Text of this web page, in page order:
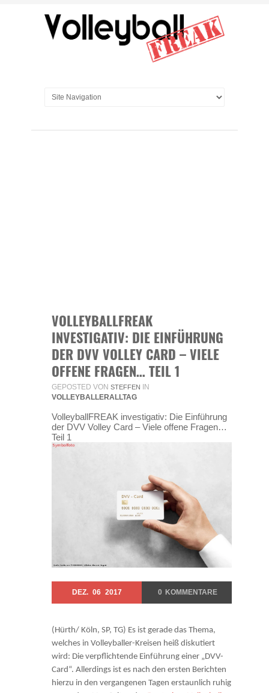
VOLLEYBALLFREAK
INVESTIGATIV: DIE EINFÜHRUNG
DER DVV VOLLEY CARD – VIELE
OFFENE FRAGEN… TEIL 1
GEPOSTED VON STEFFEN IN
VOLLEYBALLERALLTAG
VolleyballFREAK investigativ: Die Einführung
der DVV Volley Card – Viele offene Fragen…
Teil 1
DEZ. 06 2017 0 KOMMENTARE
(Hürth/ Köln, SP, TG) Es ist gerade das Thema,
welches in Volleyballer-Kreisen heiß diskutiert
wird: Die verpflichtende Einführung einer „DVV-
Card“. Allerdings ist es nach den ersten Berichten
hierzu in den vergangenen Tagen erstaunlich ruhig